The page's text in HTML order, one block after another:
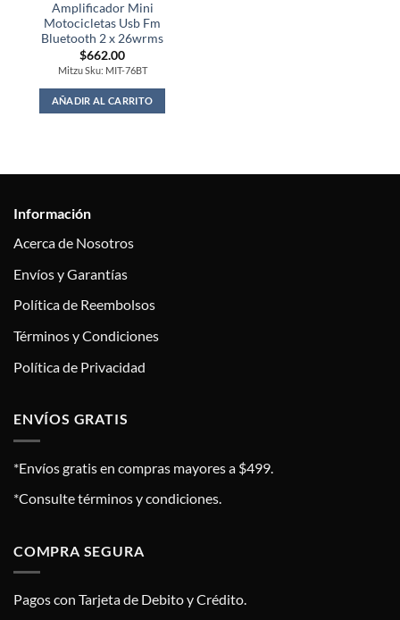
Amplificador Mini
Motocicletas Usb Fm
Bluetooth 2 x 26wrms
$662.00
Mitzu Sku: MIT-76BT
AÑADIR AL CARRITO
Información
Acerca de Nosotros
Envíos y Garantías
Política de Reembolsos
Términos y Condiciones
Política de Privacidad
ENVÍOS GRATIS
*Envíos gratis en compras mayores a $499.
*Consulte términos y condiciones.
COMPRA SEGURA
Pagos con Tarjeta de Debito y Crédito.